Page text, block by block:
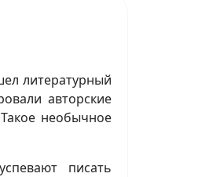
литературный
авторские
необычное
писать